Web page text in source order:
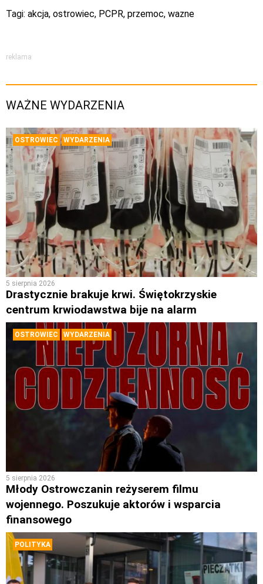
Tagi: akcja, ostrowiec, PCPR, przemoc, wazne
reklama
WAŻNE WYDARZENIA
OSTROWIEC WYDARZENIA
5 sierpnia 2026
Drastycznie brakuje krwi. Świętokrzyskie
centrum krwiodawstwa bije na alarm
OSTROWIEC WYDARZENIA
5 sierpnia 2026
Młody Ostrowczanin reżyserem filmu
wojennego. Poszukuje aktorów i wsparcia
finansowego
POLITYKA